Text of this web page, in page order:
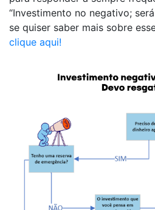
“Investimento no negativo;
se quiser saber mais sobre
clique aqui!